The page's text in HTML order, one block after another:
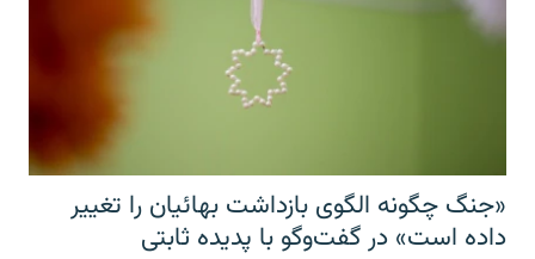
«جنگ چگونه الگوی بازداشت بهائیان را تغییر
داده است» در گفت‌وگو با پدیده ثابتی